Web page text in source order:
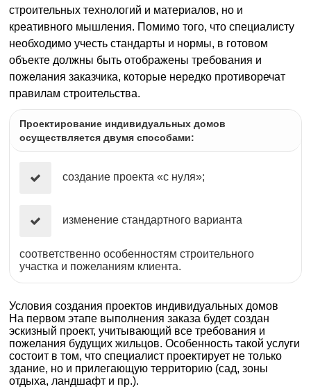
строительных технологий и материалов, но и
креативного мышления. Помимо того, что специалисту
необходимо учесть стандарты и нормы, в готовом
объекте должны быть отображены требования и
пожелания заказчика, которые нередко противоречат
правилам строительства.
Проектирование индивидуальных домов
осуществляется двумя способами:
создание проекта «с нуля»;
изменение стандартного варианта
соответственно особенностям строительного
участка и пожеланиям клиента.
Условия создания проектов индивидуальных домов
На первом этапе выполнения заказа будет создан
эскизный проект, учитывающий все требования и
пожелания будущих жильцов. Особенность такой услуги
состоит в том, что специалист проектирует не только
здание, но и прилегающую территорию (сад, зоны
отдыха, ландшафт и пр.).